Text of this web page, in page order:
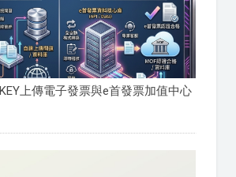
上傳電子發票與e首發票加值中心